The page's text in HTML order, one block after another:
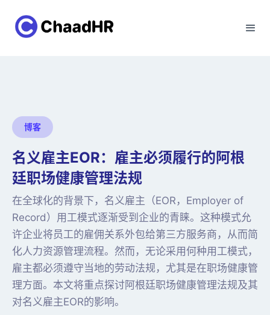
博客
名义雇主EOR：雇主必须履行的阿根
廷职场健康管理法规
在全球化的背景下，名义雇主（EOR，Employer of
Record）用工模式逐渐受到企业的青睐。这种模式允
许企业将员工的雇佣关系外包给第三方服务商，从而简
化人力资源管理流程。然而，无论采用何种用工模式，
雇主都必须遵守当地的劳动法规，尤其是在职场健康管
理方面。本文将重点探讨阿根廷职场健康管理法规及其
对名义雇主EOR的影响。